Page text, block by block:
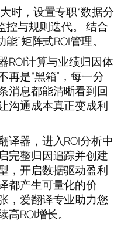
时，设置专职“数据分
控与规则迭代。 结合
”矩阵式ROI管理。
ROI计算与业绩归因体
再是“黑箱”，每一分
消息都能清晰看到回
沟通成本真正变成利
译器，进入ROI分析中
完整归因追踪并创建
，开启数据驱动盈利
都产生可量化的价
，爱翻译专业助力您
ROI增长。